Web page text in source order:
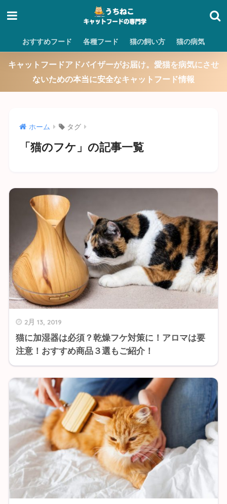
おすすめフード 各種フード 猫の飼い方 猫の病気
キャットフードアドバイザーがお届け。愛猫を病気にさせ
ないための本当に安全なキャットフード情報
ホーム タグ
「猫のフケ」の記事一覧
2月 13, 2019
猫に加湿器は必須？乾燥フケ対策に！アロマは要
注意！おすすめ商品３選もご紹介！